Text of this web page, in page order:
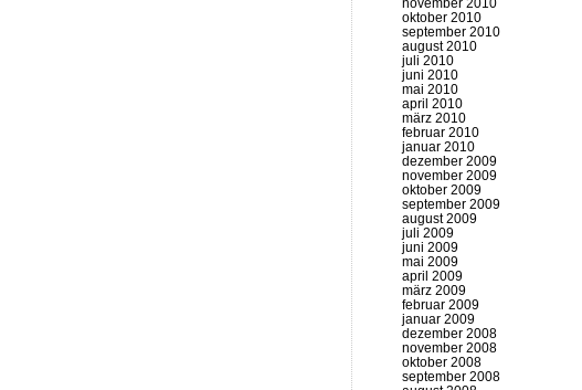
november 2010
oktober 2010
september 2010
august 2010
juli 2010
juni 2010
mai 2010
april 2010
märz 2010
februar 2010
januar 2010
dezember 2009
november 2009
oktober 2009
september 2009
august 2009
juli 2009
juni 2009
mai 2009
april 2009
märz 2009
februar 2009
januar 2009
dezember 2008
november 2008
oktober 2008
september 2008